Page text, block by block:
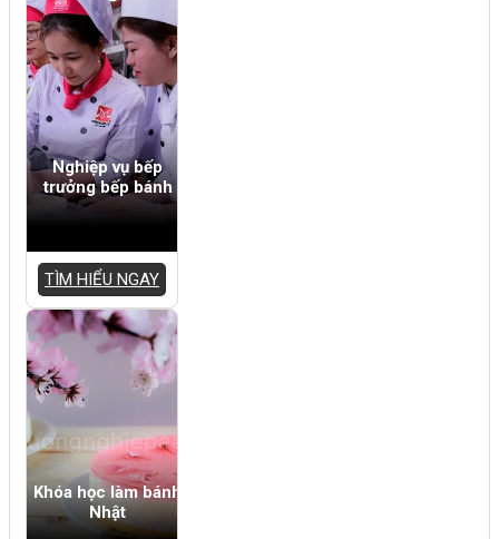
Nghiệp vụ bếp
trưởng bếp bánh
TÌM HIỂU NGAY
Khóa học làm bánh
Nhật